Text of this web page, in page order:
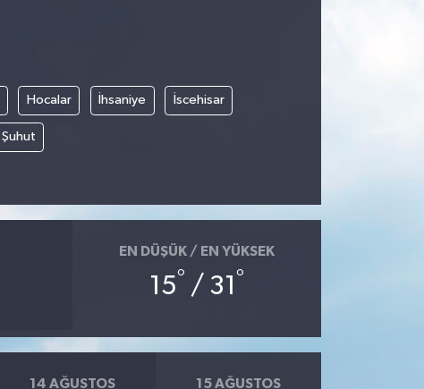
Hocalar İhsaniye İscehisar
Şuhut
EN DÜŞÜK / EN YÜKSEK
15° / 31°
14 AĞUSTOS 15 AĞUSTOS